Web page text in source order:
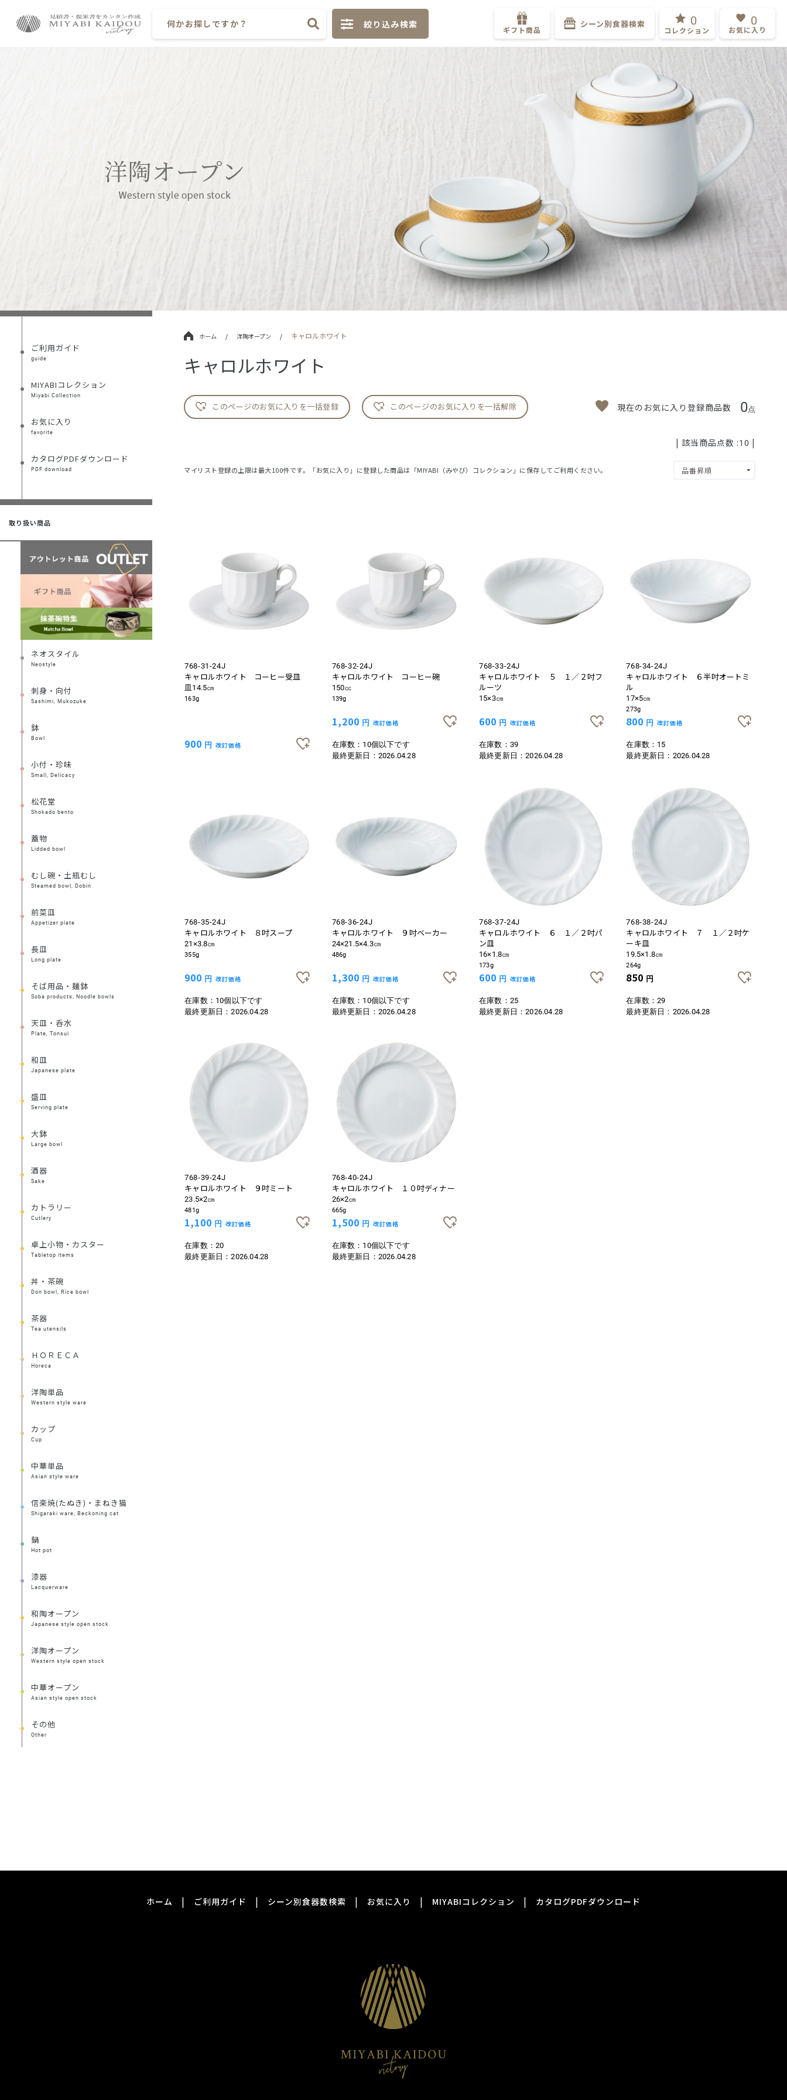
絞り込み検索 ギフト商品
シーン別食器検索 0
コレクション
0
お気に入り
ご利用ガイド
guide
MIYABIコレクション
Miyabi Collection
お気に入り
favorite
カタログPDFダウンロード
PDF download
取り扱い商品
ネオスタイル
Neostyle
刺身・向付
Sashimi, Mukozuke
鉢
Bowl
小付・珍味
Small, Delicacy
松花堂
Shokado bento
蓋物
Lidded bowl
むし碗・土瓶むし
Steamed bowl, Dobin
前菜皿
Appetizer plate
長皿
Long plate
そば用品・麺鉢
Soba products, Noodle bowls
天皿・呑水
Plate, Tonsui
和皿
Japanese plate
盛皿
Serving plate
大鉢
Large bowl
酒器
Sake
カトラリー
Cutlery
卓上小物・カスター
Tabletop items
丼・茶碗
Don bowl, Rice bowl
茶器
Tea utensils
ＨＯＲＥＣＡ
Horeca
洋陶単品
Western style ware
カップ
Cup
中華単品
Asian style ware
信楽焼(たぬき)・まねき猫
Shigaraki ware, Beckoning cat
鍋
Hot pot
漆器
Lacquerware
和陶オープン
Japanese style open stock
洋陶オープン
Western style open stock
中華オープン
Asian style open stock
その他
Other
ホーム / 洋陶オープン / キャロルホワイト
キャロルホワイト
このページのお気に入りを一括登録 このページのお気に入りを一括解除 現在のお気に入り登録商品数 0点
| 該当商品点数 :10 |
マイリスト登録の上限は最大100件です。「お気に入り」に登録した商品は「MIYABI（みやび）コレクション」に保存してご利用ください。
768-31-24J
キャロルホワイト コーヒー受皿
皿14.5㎝
163g
900 円 改訂価格
768-32-24J
キャロルホワイト コーヒー碗
150㏄
139g
1,200 円 改訂価格
在庫数：10個以下です
最終更新日： 2026.04.28
768-33-24J
キャロルホワイト ５ １／２吋フ
ルーツ
15×3㎝
600 円 改訂価格
在庫数：39
最終更新日：2026.04.28
768-34-24J
キャロルホワイト ６半吋オートミ
ル
17×5㎝
273g
800 円 改訂価格
在庫数：15
最終更新日： 2026.04.28
768-35-24J
キャロルホワイト ８吋スープ
21×3.8㎝
355g
900 円 改訂価格
在庫数：10個以下です
最終更新日：2026.04.28
768-36-24J
キャロルホワイト ９吋ベーカー
24×21.5×4.3㎝
486g
1,300 円 改訂価格
在庫数：10個以下です
最終更新日： 2026.04.28
768-37-24J
キャロルホワイト ６ １／２吋パ
ン皿
16×1.8㎝
173g
600 円 改訂価格
在庫数：25
最終更新日：2026.04.28
768-38-24J
キャロルホワイト ７ １／２吋ケ
ーキ皿
19.5×1.8㎝
264g
850 円
在庫数：29
最終更新日： 2026.04.28
768-39-24J
キャロルホワイト ９吋ミート
23.5×2㎝
481g
1,100 円 改訂価格
在庫数：20
最終更新日：2026.04.28
768-40-24J
キャロルホワイト １０吋ディナー
26×2㎝
665g
1,500 円 改訂価格
在庫数：10個以下です
最終更新日： 2026.04.28
お買い物を続ける カートへ進む
ホーム | ご利用ガイド | シーン別食器数検索 | お気に入り | MIYABIコレクション | カタログPDFダウンロード